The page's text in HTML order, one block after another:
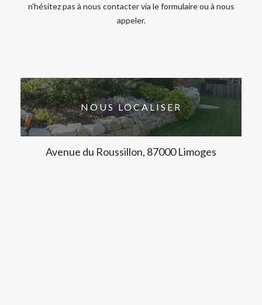
n’hésitez pas à nous contacter via le formulaire ou à nous
appeler.
NOUS LOCALISER
Avenue du Roussillon, 87000 Limoges